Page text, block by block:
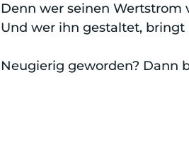
Denn wer seinen Wertstrom
Und wer ihn gestaltet,
Neugierig geworden? Dann